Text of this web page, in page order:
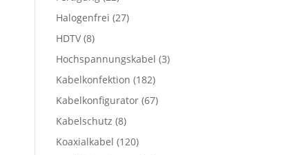
Halogenfrei (27)
HDTV (8)
Hochspannungskabel (3)
Kabelkonfektion (182)
Kabelkonfigurator (67)
Kabelschutz (8)
Koaxialkabel (120)